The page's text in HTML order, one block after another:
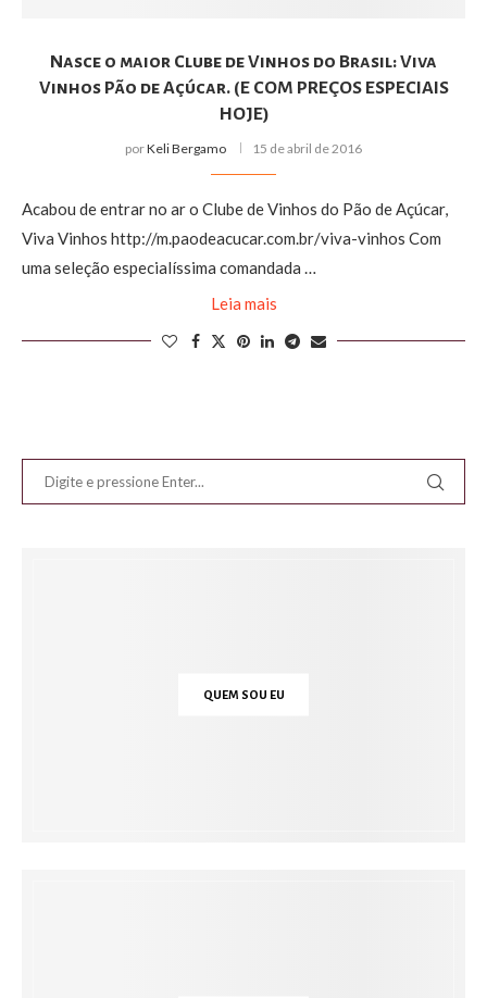
Nasce o maior Clube de Vinhos do Brasil: Viva
Vinhos Pão de Açúcar. (E COM PREÇOS ESPECIAIS
HOJE)
porKeli Bergamo 15 de abril de 2016
Acabou de entrar no ar o Clube de Vinhos do Pão de Açúcar,
Viva Vinhos http://m.paodeacucar.com.br/viva-vinhos Com
uma seleção especialíssima comandada …
Leia mais
QUEM SOU EU